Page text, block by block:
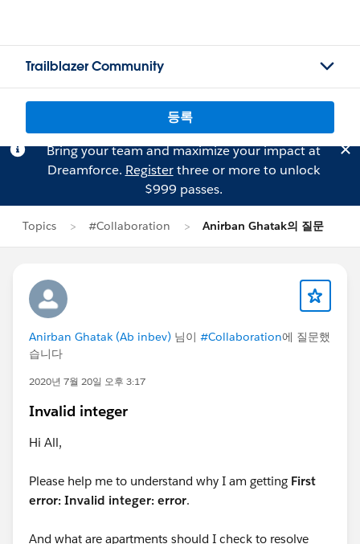
Trailblazer Community
등록
Bring your team and maximize your impact at
Dreamforce. Registerthree or more to unlock
$999 passes.
Topics #Collaboration Anirban Ghatak의 질문
Anirban Ghatak (Ab inbev) 님이 #Collaboration에 질문했
습니다
2020년 7월 20일 오후 3:17
Invalid integer
Hi All,
Please help me to understand why I am getting First
error: Invalid integer: error.
And what are apartments should I check to resolve